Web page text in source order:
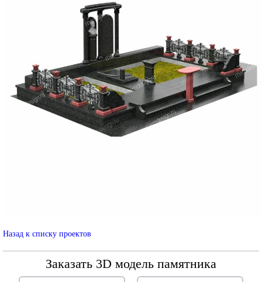
Назад к списку проектов
Заказать 3D модель памятника